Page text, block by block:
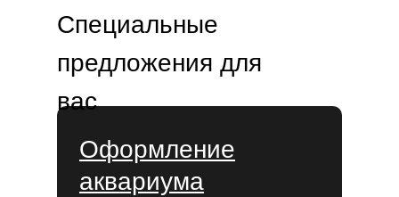
Оформление
аквариума
Специальные
предложения для
вас